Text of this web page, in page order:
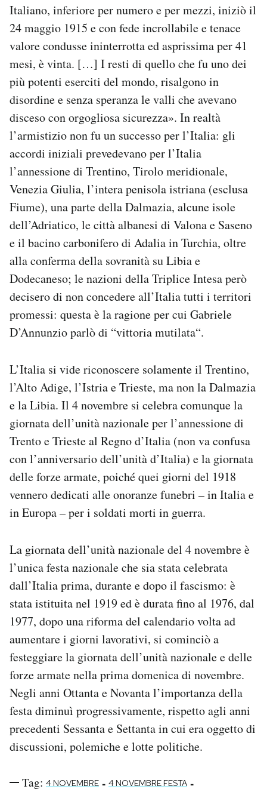
Italiano, inferiore per numero e per mezzi, iniziò il
24 maggio 1915 e con fede incrollabile e tenace
valore condusse ininterrotta ed asprissima per 41
mesi, è vinta. […] I resti di quello che fu uno dei
più potenti eserciti del mondo, risalgono in
disordine e senza speranza le valli che avevano
disceso con orgogliosa sicurezza». In realtà
l’armistizio non fu un successo per l’Italia: gli
accordi iniziali prevedevano per l’Italia
l’annessione di Trentino, Tirolo meridionale,
Venezia Giulia, l’intera penisola istriana (esclusa
Fiume), una parte della Dalmazia, alcune isole
dell’Adriatico, le città albanesi di Valona e Saseno
e il bacino carbonifero di Adalia in Turchia, oltre
alla conferma della sovranità su Libia e
Dodecaneso; le nazioni della Triplice Intesa però
decisero di non concedere all’Italia tutti i territori
promessi: questa è la ragione per cui Gabriele
D’Annunzio parlò di “vittoria mutilata“.
L’Italia si vide riconoscere solamente il Trentino,
l’Alto Adige, l’Istria e Trieste, ma non la Dalmazia
e la Libia. Il 4 novembre si celebra comunque la
giornata dell’unità nazionale per l’annessione di
Trento e Trieste al Regno d’Italia (non va confusa
con l’anniversario dell’unità d’Italia) e la giornata
delle forze armate, poiché quei giorni del 1918
vennero dedicati alle onoranze funebri – in Italia e
in Europa – per i soldati morti in guerra.
La giornata dell’unità nazionale del 4 novembre è
l’unica festa nazionale che sia stata celebrata
dall’Italia prima, durante e dopo il fascismo: è
stata istituita nel 1919 ed è durata fino al 1976, dal
1977, dopo una riforma del calendario volta ad
aumentare i giorni lavorativi, si cominciò a
festeggiare la giornata dell’unità nazionale e delle
forze armate nella prima domenica di novembre.
Negli anni Ottanta e Novanta l’importanza della
festa diminuì progressivamente, rispetto agli anni
precedenti Sessanta e Settanta in cui era oggetto di
discussioni, polemiche e lotte politiche.
Tag: 4 NOVEMBRE - 4 NOVEMBRE FESTA -